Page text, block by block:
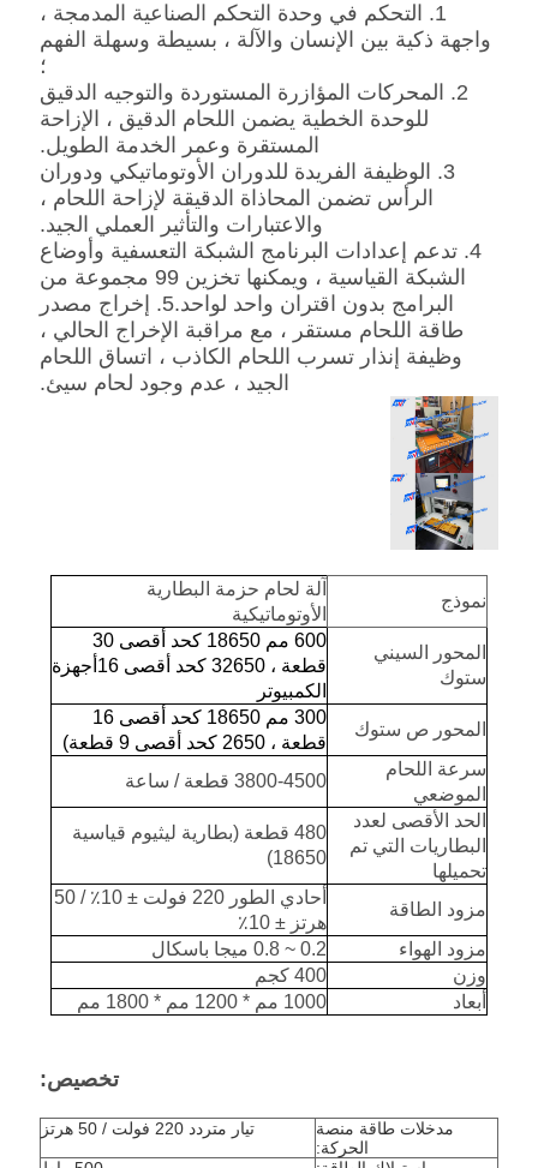
1. التحكم في وحدة التحكم الصناعية المدمجة ،
واجهة ذكية بين الإنسان والآلة ، بسيطة وسهلة الفهم
؛
2. المحركات المؤازرة المستوردة والتوجيه الدقيق
للوحدة الخطية يضمن اللحام الدقيق ، الإزاحة
المستقرة وعمر الخدمة الطويل.
3. الوظيفة الفريدة للدوران الأوتوماتيكي ودوران
الرأس تضمن المحاذاة الدقيقة لإزاحة اللحام ،
والاعتبارات والتأثير العملي الجيد.
4. تدعم إعدادات البرنامج الشبكة التعسفية وأوضاع
الشبكة القياسية ، ويمكنها تخزين 99 مجموعة من
البرامج بدون اقتران واحد لواحد.5. إخراج مصدر
طاقة اللحام مستقر ، مع مراقبة الإخراج الحالي ،
وظيفة إنذار تسرب اللحام الكاذب ، اتساق اللحام
الجيد ، عدم وجود لحام سيئ.
نموذج
آلة لحام حزمة البطارية
الأوتوماتيكية
المحور السيني
ستوك
600 مم 18650 كحد أقصى 30
قطعة ، 32650 كحد أقصى 16
أجهزة
الكمبيوتر
المحور ص ستوك
300 مم 18650 كحد أقصى 16
قطعة ، 2650 كحد أقصى 9 قطعة)
سرعة اللحام
الموضعي
3800-4500 قطعة / ساعة
الحد الأقصى لعدد
البطاريات التي تم
تحميلها
480 قطعة (بطارية ليثيوم قياسية
18650)
مزود الطاقة
أحادي الطور 220 فولت ± 10٪ / 50
هرتز ± 10٪
مزود الهواء
0.2 ~ 0.8 ميجا باسكال
وزن
400 كجم
أبعاد
1000 مم * 1200 مم * 1800 مم
تخصيص:
مدخلات طاقة منصة
الحركة:
تيار متردد 220 فولت / 50 هرتز